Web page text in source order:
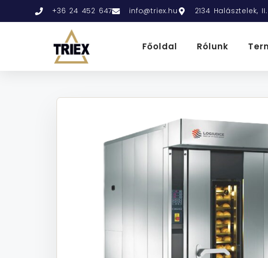
+36 24 452 647 info@triex.hu 2134 Halásztelek,
Főoldal Rólunk